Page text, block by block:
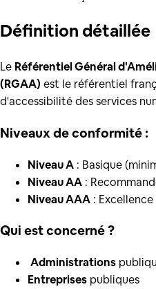
Définition détaillée
Le Référentiel Général
(RGAA) est le référentiel
d'accessibilité des services
Niveaux de conformité :
Niveau A : Basique
Niveau AA :
Niveau AAA : Excellence
Qui est concerné ?
Administrations
Entreprises publiques